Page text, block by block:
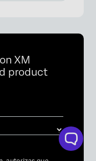
XM
product